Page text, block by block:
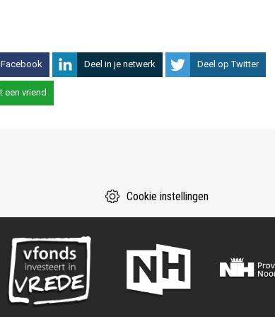
Deel in je netwerk Deel op Twitter
een vriend
Cookie instellingen